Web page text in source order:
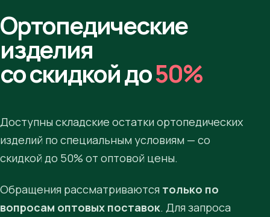
Ортопедические
изделия
со скидкой до50%
Доступны складские остатки ортопедических
изделий по специальным условиям — со
скидкой до 50% от оптовой цены.
Обращения рассматриваются только по
вопросам оптовых поставок. Для запроса